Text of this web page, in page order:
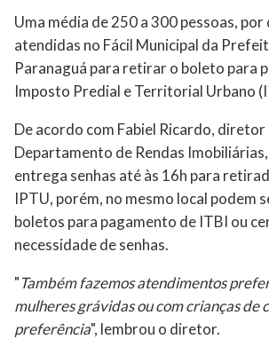
Uma média de 250 a 300 pessoas, por
atendidas no Fácil Municipal da
Paranaguá para retirar o boleto para
Imposto Predial e Territorial Urbano
De acordo com Fabiel Ricardo, diretor
Departamento de Rendas
entrega senhas até às 16h para
IPTU, porém, no mesmo local podem
boletos para pagamento de ITBI ou
necessidade de senhas.
"Também fazemos atendimentos
mulheres grávidas ou com crianças de
preferência", lembrou o diretor.